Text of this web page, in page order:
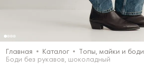
Главная Каталог
Топы, майки и боди
Боди без рукавов, шоколадный